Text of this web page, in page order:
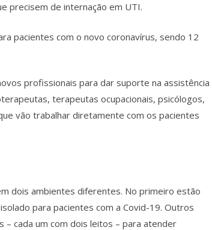
precisem de internação em UTI.
pacientes com o novo coronavírus, sendo 12
profissionais para dar suporte na assistência
terapeutas ocupacionais, psicólogos,
vão trabalhar diretamente com os pacientes
dois ambientes diferentes. No primeiro estão
para pacientes com a Covid-19. Outros
cada um com dois leitos – para atender